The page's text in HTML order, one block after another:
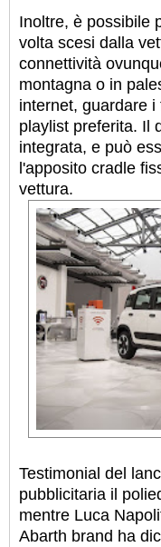
Inoltre, è possibile
volta scesi dalla
connettività
montagna o in
internet, guardare
playlist preferita. Il
integrata, e può
l'apposito cradle
vettura.
Testimonial del
pubblicitaria il
mentre Luca
Abarth brand ha